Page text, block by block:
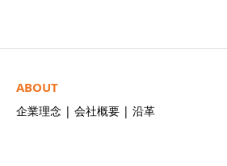
ABOUT
企業理念 | 会社概要 | 沿革